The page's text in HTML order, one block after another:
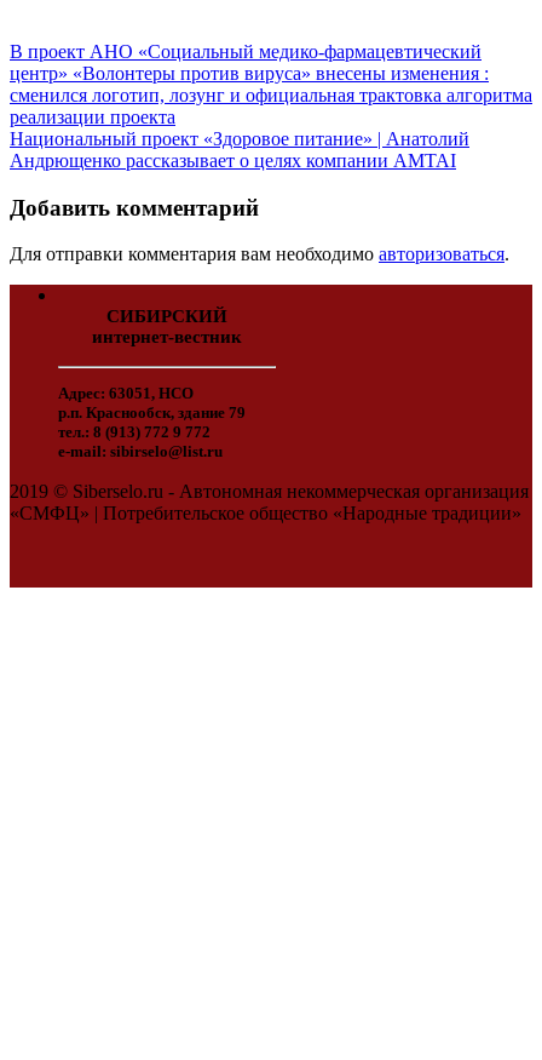
В проект АНО «Социальный медико-фармацевтический
центр» «Волонтеры против вируса» внесены изменения :
сменился логотип, лозунг и официальная трактовка алгоритма
реализации проекта
Национальный проект «Здоровое питание» | Анатолий
Андрющенко рассказывает о целях компании AMTAI
Добавить комментарий
Для отправки комментария вам необходимо авторизоваться.
СИБИРСКИЙ
интернет-вестник
Адрес: 63051, НСО
р.п. Краснообск, здание 79
тел.: 8 (913) 772 9 772
e-mail: sibirselo@list.ru
2019 © Siberselo.ru - Автономная некоммерческая организация
«СМФЦ» | Потребительское общество «Народные традиции»